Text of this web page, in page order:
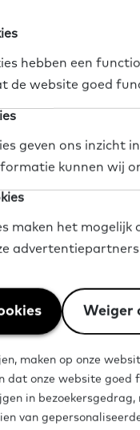
bij de
formele educatie
hebben een
de website goed
geven ons inzicht
kunnen wij
maken het
Weiger
maken op onze
dat onze website goed
in
van